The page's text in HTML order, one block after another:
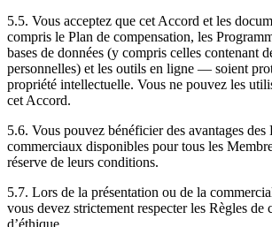
5.5. Vous acceptez que cet Accord et les
compris le Plan de compensation, les
bases de données (y compris celles contenant
personnelles) et les outils en ligne — soient
propriété intellectuelle. Vous ne pouvez les
cet Accord.
5.6. Vous pouvez bénéficier des avantages des
commerciaux disponibles pour tous les
réserve de leurs conditions.
5.7. Lors de la présentation ou de la
vous devez strictement respecter les Règles de
d’éthique.